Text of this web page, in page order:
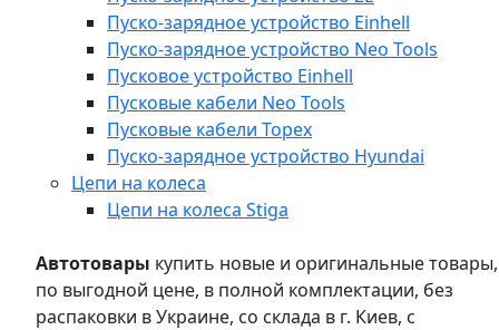
Пуско-зарядное устройство Einhell
Пуско-зарядное устройство Neo Tools
Пусковое устройство Einhell
Пусковые кабели Neo Tools
Пусковые кабели Topex
Пуско-зарядное устройство Hyundai
Цепи на колеса
Цепи на колеса Stiga
Автотовары купить новые и оригинальные товары,
по выгодной цене, в полной комплектации, без
распаковки в Украине, со склада в г. Киев, с